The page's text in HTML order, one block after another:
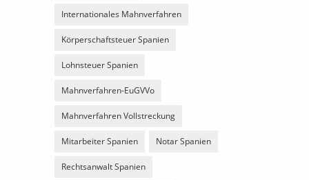
Internationales Mahnverfahren
Körperschaftsteuer Spanien
Lohnsteuer Spanien
Mahnverfahren-EuGVVo
Mahnverfahren Vollstreckung
Mitarbeiter Spanien Notar Spanien
Rechtsanwalt Spanien